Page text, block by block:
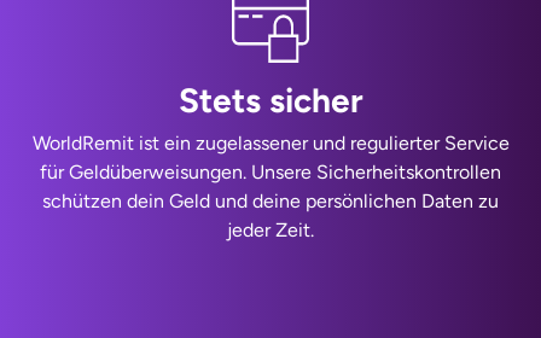
Stets sicher
WorldRemit ist ein zugelassener und regulierter Service
für Geldüberweisungen. Unsere Sicherheitskontrollen
schützen dein Geld und deine persönlichen Daten zu
jeder Zeit.